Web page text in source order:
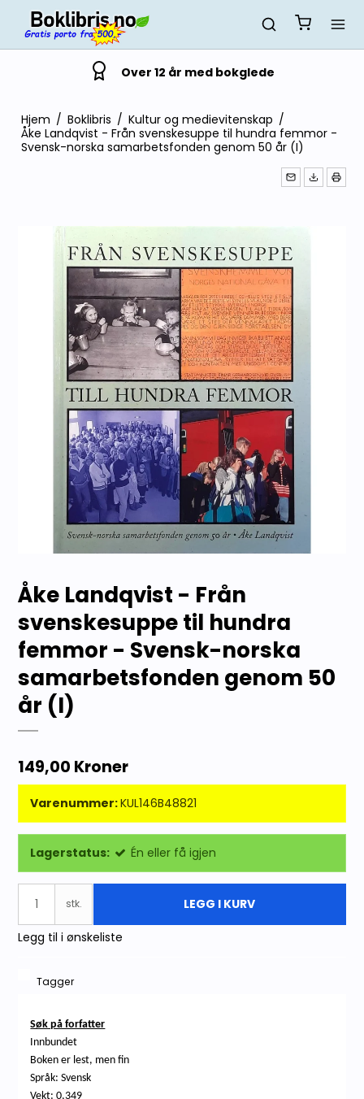
Over 12 år med bokglede
Hjem / Boklibris / Kultur og medievitenskap /
Åke Landqvist - Från svenskesuppe til hundra femmor -
Svensk-norska samarbetsfonden genom 50 år (I)
Åke Landqvist - Från
svenskesuppe til hundra
femmor - Svensk-norska
samarbetsfonden genom 50
år (I)
149,00 Kroner
Varenummer:KUL146B48821
Lagerstatus: Én eller få igjen
stk. LEGG I KURV
Legg til i ønskeliste
Tagger
Søk på forfatter
Innbundet
Boken er lest, men fin
Språk: Svensk
Vekt: 0,349